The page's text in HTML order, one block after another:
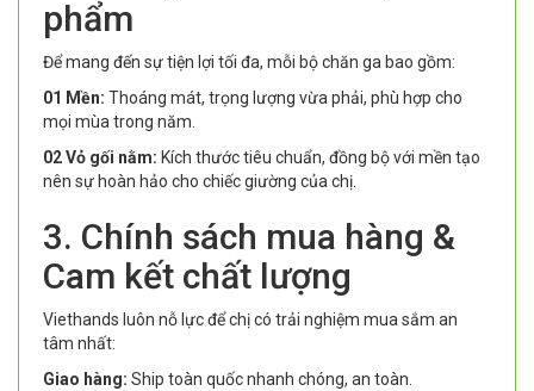
phẩm
Để mang đến sự tiện lợi tối đa, mỗi bộ chăn ga bao gồm:
01 Mền: Thoáng mát, trọng lượng vừa phải, phù hợp cho
mọi mùa trong năm.
02 Vỏ gối nằm: Kích thước tiêu chuẩn, đồng bộ với mền tạo
nên sự hoàn hảo cho chiếc giường của chị.
3. Chính sách mua hàng &
Cam kết chất lượng
Viethands luôn nỗ lực để chị có trải nghiệm mua sắm an
tâm nhất:
Giao hàng: Ship toàn quốc nhanh chóng, an toàn.